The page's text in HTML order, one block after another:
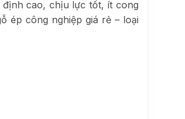
cao, chịu lực tốt, ít cong
ép công nghiệp giá rẻ – loại